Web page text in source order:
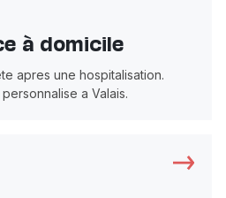
à domicile
apres une hospitalisation.
a Valais.